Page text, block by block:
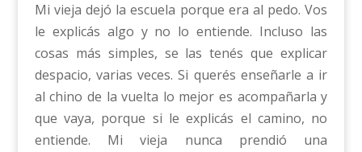
Mi vieja dejó la escuela porque era al pedo. Vos
le explicás algo y no lo entiende. Incluso las
cosas más simples, se las tenés que explicar
despacio, varias veces. Si querés enseñarle a ir
al chino de la vuelta lo mejor es acompañarla y
que vaya, porque si le explicás el camino, no
entiende. Mi vieja nunca prendió una